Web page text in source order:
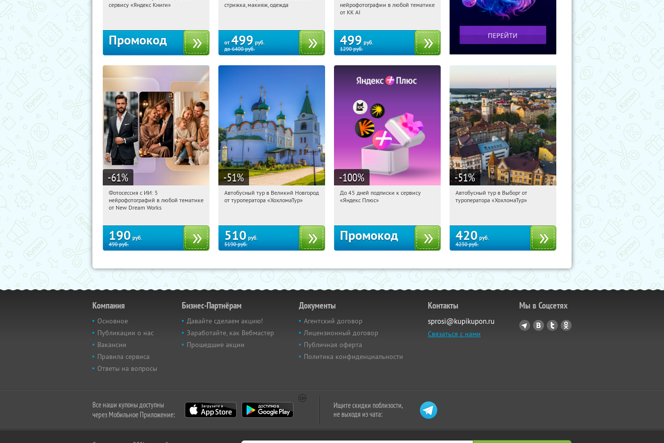
сервису «Яндекс Книги»
Промокод
стрижка, макияж, одежда
от 499 руб.
до6400руб.
Россия
нейрофотографии в любой тематике
от KK AI
499 руб.
1290руб.
-61%
16:57:01
Россия
Фотосессия с ИИ: 5
нейрофотографий в любой тематике
от New Dream Works
190 руб.
490руб.
-51%
16:57:01 Купили:2
Автобусный тур в Великий Новгород
от туроператора «ХохломаТур»
510 руб.
5190руб.
-100%
16:57:01 Получили:
До 45 дней подписки к сервису
«Яндекс Плюс»
Промокод
-51%
16:57:01 Купили:
Автобусный тур в Выборг от
туроператора «ХохломаТур»
420 руб.
4230руб.
Компания
Основное
Публикации о нас
Вакансии
Правила сервиса
Ответы на вопросы
Бизнес-Партнёрам
Давайте сделаем акцию!
Заработайте, как Вебмастер
Прошедшие акции
Документы
Агентский договор
Лицензионный договор
Публичная оферта
Политика конфиденциальности
Контакты
sprosi@kupikupon.ru
Связаться с нами
Мы в Соцсетях
Все наши купоны доступны
через Мобильное Приложение:
Ищите скидки поблизости,
не выходя из чата: